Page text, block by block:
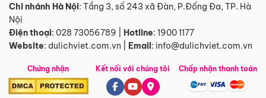
Chi nhánh Hà Nội: Tầng 3, số 243 xã Đàn, P.Đống Đa, TP. Hà
Nội
Điện thoại: 028 73056789 Hotline: 1900 1177
Website: dulichviet.com.vn Email: info@dulichviet.com.vn
Chứng nhận Kết nối với chúng tôi Chấp nhận thanh toán